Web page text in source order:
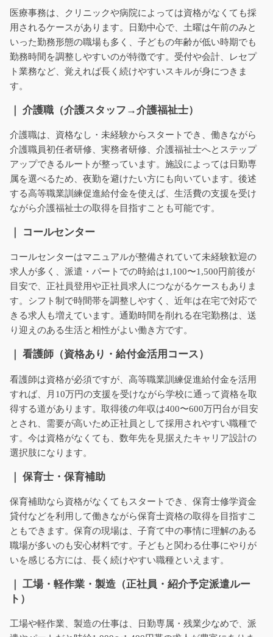
医療事務は、クリニックや病院によっては資格がなくても採
用されるケースがあります。日勤中心で、土曜は午前のみと
いった勤務形態の職場も多く、子どもの年齢が低い時期でも
勤務時間を調整しやすいのが特徴です。受付や会計、レセプ
ト業務など、覚えれば長く続けやすいスキルが身につきま
す。
｜ 介護職（介護スタッフ→介護福祉士）
介護職は、資格なし・未経験からスタートでき、働きながら
介護職員初任者研修、実務者研修、介護福祉士へとステップ
アップできるルートが整っています。施設によっては日勤専
属を選べるため、夜勤を避けたい方にも向いています。後述
する高等職業訓練促進給付金を使えば、生活費の支援を受け
ながら介護福祉士の取得を目指すことも可能です。
｜ コールセンター
コールセンターはマニュアルが整備されていて未経験歓迎の
求人が多く、派遣・パートでの時給は1,100〜1,500円前後が
目安で、正社員登用や正社員求人につながるケースもありま
す。シフト制で時間帯を調整しやすく、近年は在宅で対応で
きる求人も増えています。通勤時間を削れる在宅勤務は、送
り迎えのある生活と相性がよい働き方です。
｜ 看護師（資格あり・給付金活用コース）
看護師は資格が必須ですが、高等職業訓練促進給付金を活用
すれば、月10万円の支援を受けながら学校に通って資格を取
得する道があります。取得後の年収は400〜600万円台が目安
とされ、需要が高いため正社員として採用されやすい職種で
す。今は資格がなくても、数年先を見据えたキャリア設計の
選択肢になります。
｜ 保育士・保育補助
保育補助なら資格がなくてもスタートでき、保育士修学資金
貸付などを利用して働きながら保育士資格の取得を目指すこ
ともできます。保育の現場は、子育て中の事情に理解のある
職場が多いのも安心材料です。子どもと関わる仕事にやりが
いを感じる方には、長く続けやすい職種といえます。
｜ 工場・軽作業・製造（正社員・紹介予定派遣ルー
ト）
工場や軽作業、製造の仕事は、日勤専属・残業少なめで、派